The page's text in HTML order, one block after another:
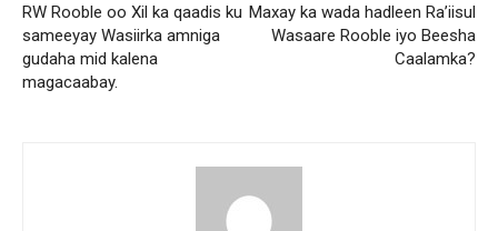
RW Rooble oo Xil ka qaadis ku
sameeyay Wasiirka amniga
gudaha mid kalena
magacaabay.
Maxay ka wada hadleen Ra’iisul
Wasaare Rooble iyo Beesha
Caalamka?